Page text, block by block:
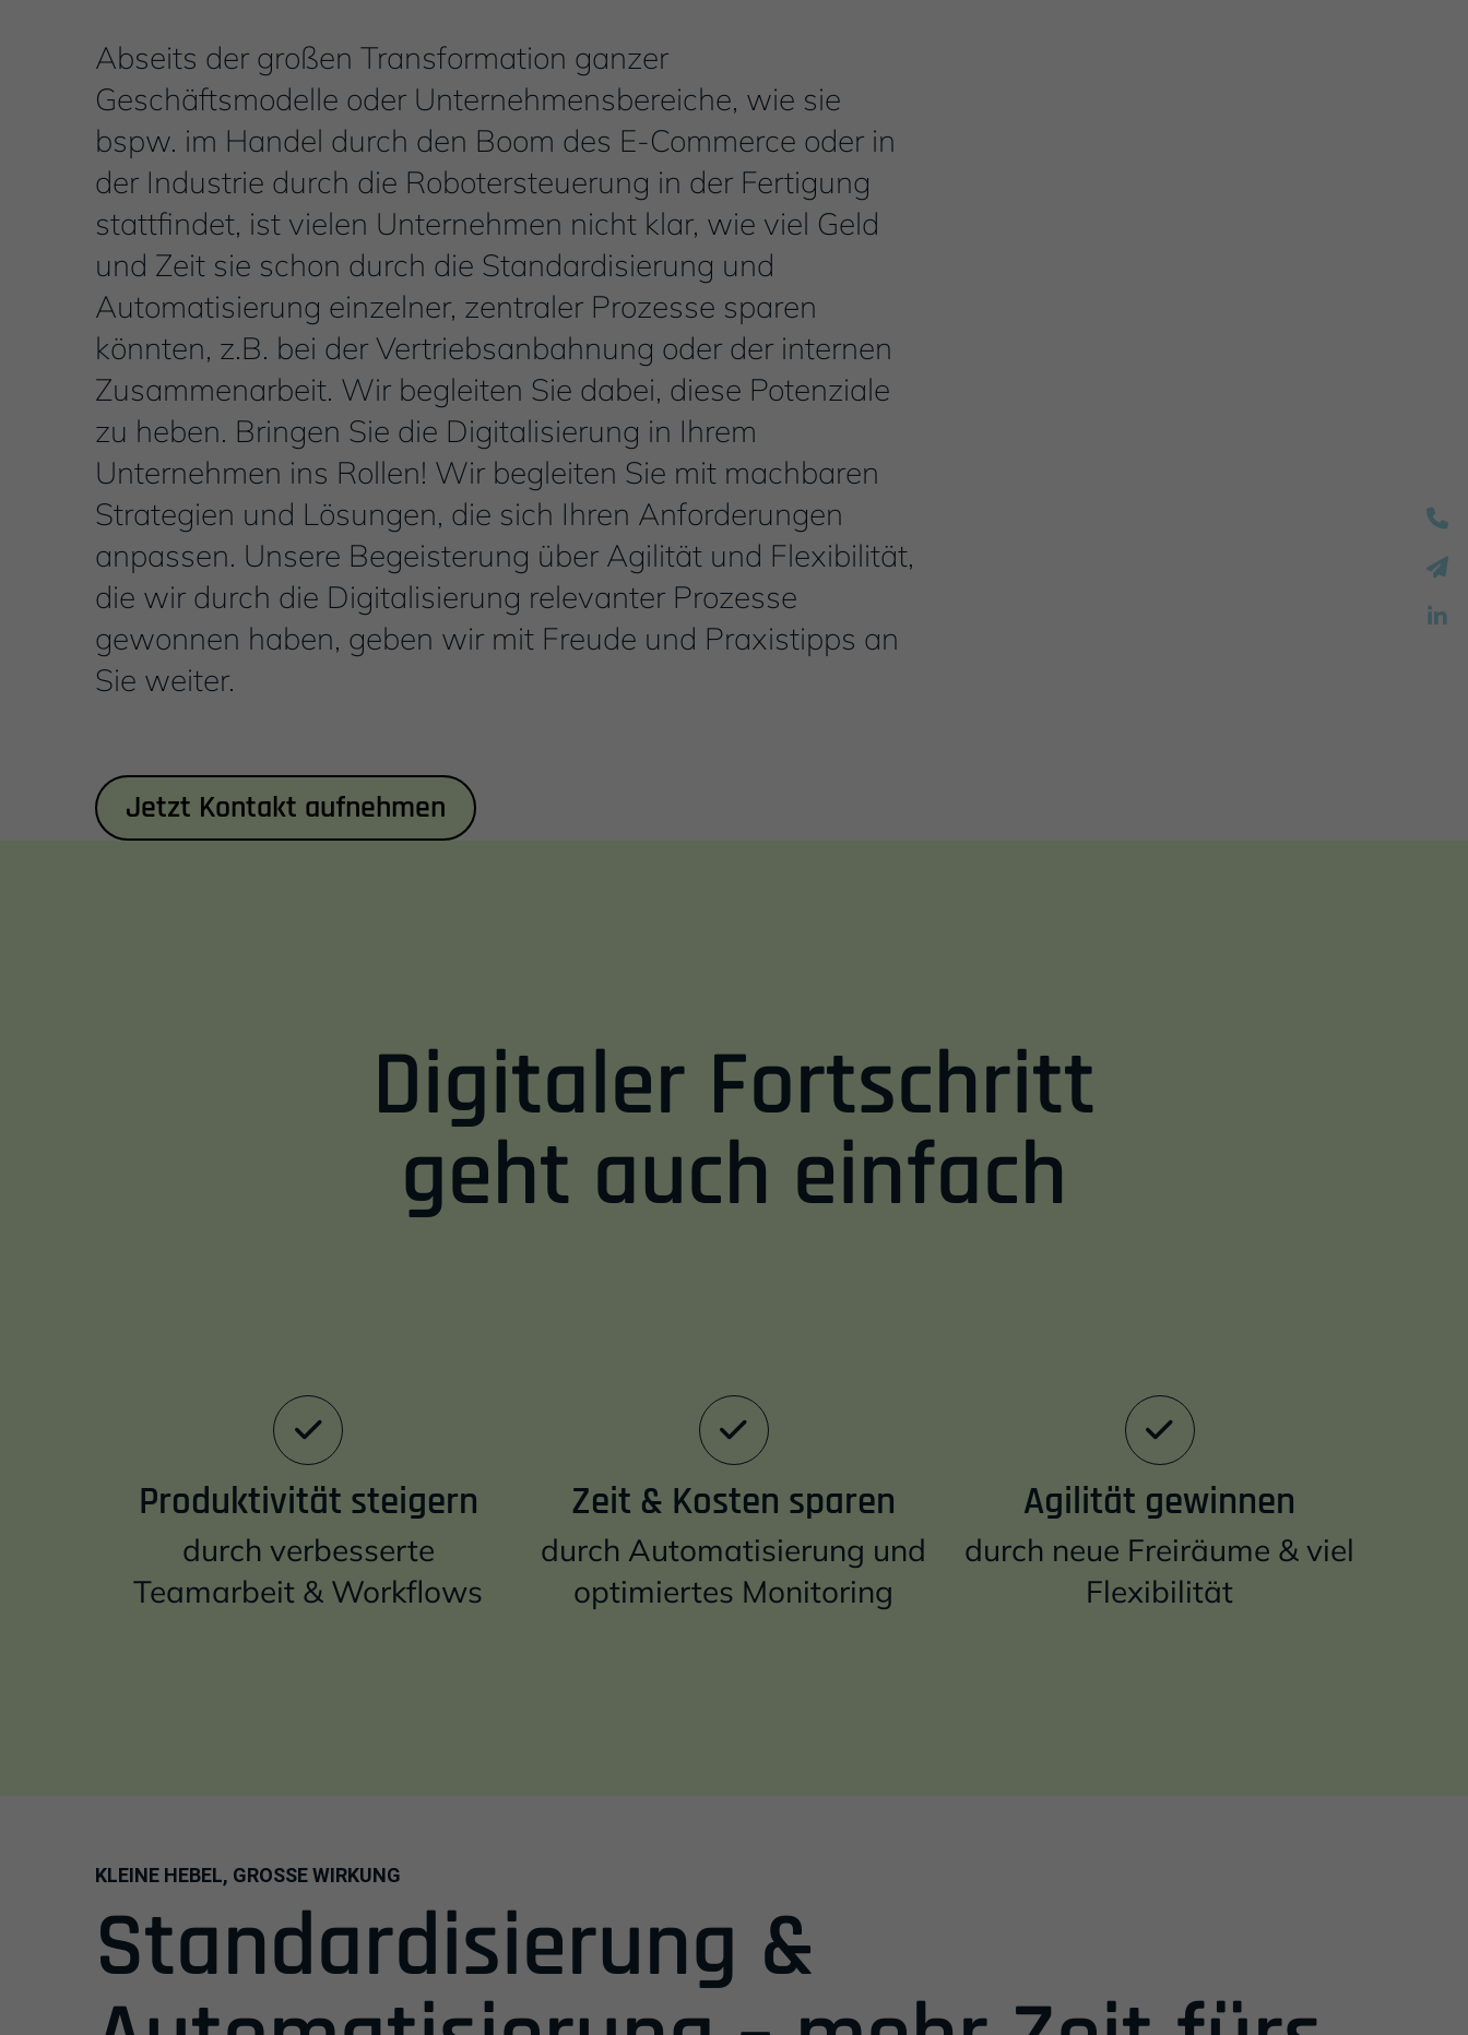
Abseits der großen Transformation ganzer
Geschäftsmodelle oder Unternehmensbereiche, wie sie
bspw. im Handel durch den Boom des E-Commerce oder in
der Industrie durch die Robotersteuerung in der Fertigung
stattfindet, ist vielen Unternehmen nicht klar, wie viel Geld
und Zeit sie schon durch die Standardisierung und
Automatisierung einzelner, zentraler Prozesse sparen
könnten, z.B. bei der Vertriebsanbahnung oder der internen
Zusammenarbeit. Wir begleiten Sie dabei, diese Potenziale
zu heben. Bringen Sie die Digitalisierung in Ihrem
Unternehmen ins Rollen! Wir begleiten Sie mit machbaren
Strategien und Lösungen, die sich Ihren Anforderungen
anpassen. Unsere Begeisterung über Agilität und Flexibilität,
die wir durch die Digitalisierung relevanter Prozesse
gewonnen haben, geben wir mit Freude und Praxistipps an
Sie weiter.
Inhalt
Jetzt Kontakt aufnehmen
Einleitung
Digitaler Fortschritt
geht auch einfach
Abschnitt für Icons und Features
Produktivität steigern
durch verbesserte
Teamarbeit & Workflows
Zeit & Kosten sparen
durch Automatisierung und
optimiertes Monitoring
Agilität gewinnen
durch neue Freiräume & viel
Flexibilität
Einleitung
KLEINE HEBEL, GROSSE WIRKUNG
Standardisierung &